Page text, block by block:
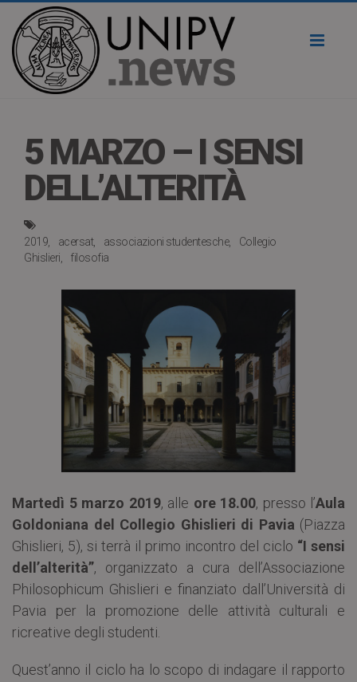
5 MARZO – I SENSI
DELL’ALTERITÀ
2019 acersat associazioni studentesche
Collegio
Ghislieri
filosofia
Martedì 5 marzo 2019, alle ore 18.00, presso l’Aula
Goldoniana del Collegio Ghislieri di Pavia (Piazza
Ghislieri, 5), si terrà il primo incontro del ciclo “I sensi
dell’alterità”, organizzato a cura dell’Associazione
Philosophicum Ghislieri e finanziato dall’Università di
Pavia per la promozione delle attività culturali e
ricreative degli studenti.
Quest’anno il ciclo ha lo scopo di indagare il rapporto